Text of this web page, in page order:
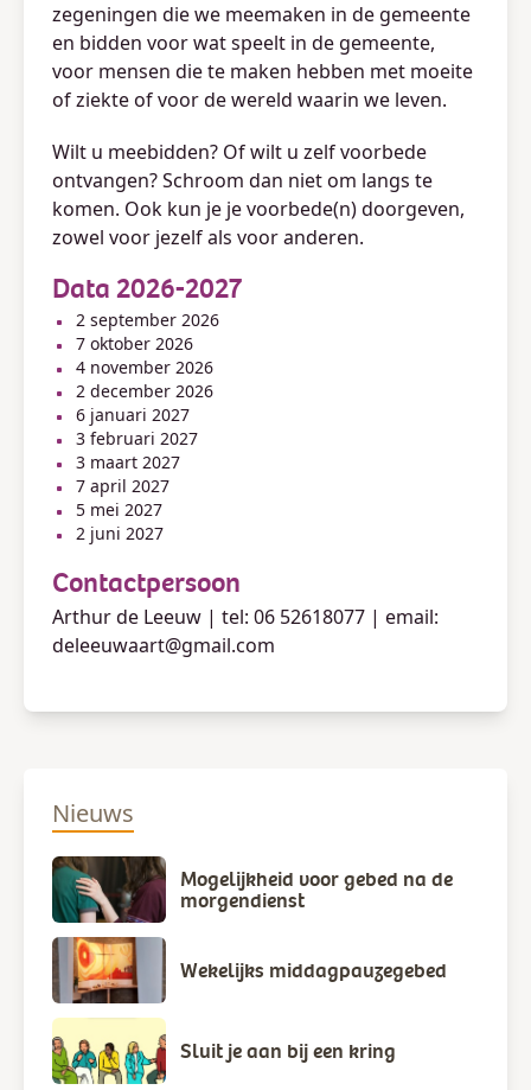
zegeningen die we meemaken in de gemeente
en bidden voor wat speelt in de gemeente,
voor mensen die te maken hebben met moeite
of ziekte of voor de wereld waarin we leven.
Wilt u meebidden? Of wilt u zelf voorbede
ontvangen? Schroom dan niet om langs te
komen. Ook kun je je voorbede(n) doorgeven,
zowel voor jezelf als voor anderen.
Data 2026-2027
2 september 2026
7 oktober 2026
4 november 2026
2 december 2026
6 januari 2027
3 februari 2027
3 maart 2027
7 april 2027
5 mei 2027
2 juni 2027
Contactpersoon
Arthur de Leeuw | tel: 06 52618077 | email:
deleeuwaart@gmail.com
Nieuws
Mogelijkheid voor gebed na de
morgendienst
Wekelijks middagpauzegebed
Sluit je aan bij een kring